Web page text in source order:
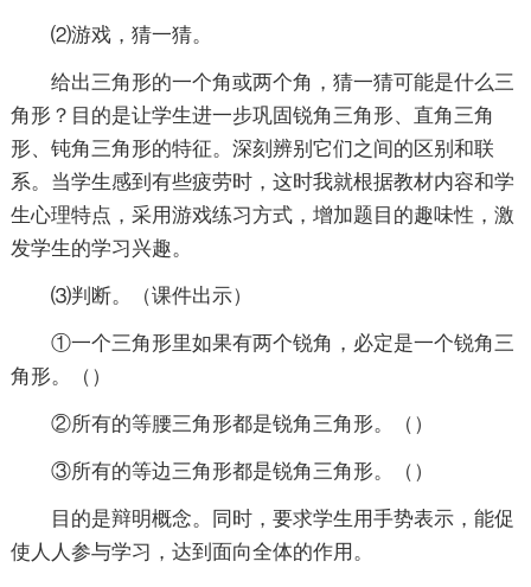
⑵游戏，猜一猜。
给出三角形的一个角或两个角，猜一猜可能是什么三
角形？目的是让学生进一步巩固锐角三角形、直角三角
形、钝角三角形的特征。深刻辨别它们之间的区别和联
系。当学生感到有些疲劳时，这时我就根据教材内容和学
生心理特点，采用游戏练习方式，增加题目的趣味性，激
发学生的学习兴趣。
⑶判断。（课件出示）
①一个三角形里如果有两个锐角，必定是一个锐角三
角形。（）
②所有的等腰三角形都是锐角三角形。（）
③所有的等边三角形都是锐角三角形。（）
目的是辩明概念。同时，要求学生用手势表示，能促
使人人参与学习，达到面向全体的作用。